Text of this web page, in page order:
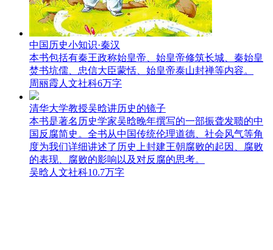
中国历史小知识·秦汉
本书包括有秦王政称始皇帝、始皇帝修筑长城、秦始皇
焚书坑儒、忠信大臣蒙恬、始皇帝泰山封禅等内容。
周丽霞 人文社科6万字
清华大学教授吴晗讲历史的镜子
本书是著名历史学家吴晗晚年撰写的一部振聋发聩的中
国反腐简史。全书从中国传统伦理道德、社会风气等角
度为我们详细讲述了历史上封建王朝腐败的起因、腐败
的表现、腐败的影响以及对反腐的思考。
吴晗 人文社科10.7万字